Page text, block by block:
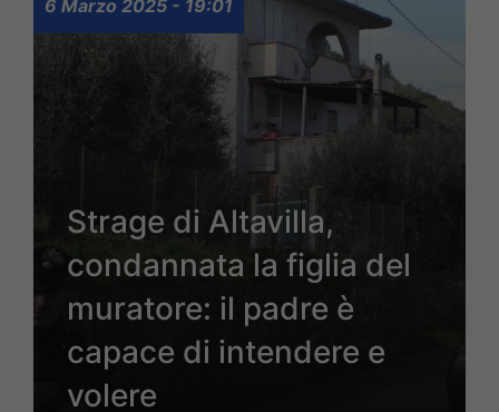
6 Marzo 2025 - 19:01
Strage di Altavilla,
condannata la figlia del
muratore: il padre è
capace di intendere e
volere